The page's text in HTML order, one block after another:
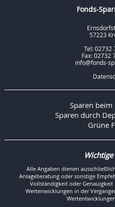
Fonds-
57223
Tel: 02732
Fax: 02732
info@fonds-
Sparen
Sparen durch
Grüne
Alle Angaben dienen
Anlageberatung oder sonstige
Vollständigkeit oder
Wertenwicklungen in der